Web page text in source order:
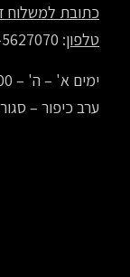
כתובת למשלוח
טלפון: 03-5627070
ימים א' – ה' – 9:00-18:00, ערב חג – 9:00-14:00
ערב כיפור – סגור,